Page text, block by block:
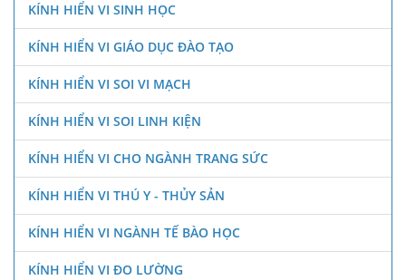
KÍNH HIỂN VI SINH HỌC
KÍNH HIỂN VI GIÁO DỤC ĐÀO TẠO
KÍNH HIỂN VI SOI VI MẠCH
KÍNH HIỂN VI SOI LINH KIỆN
KÍNH HIỂN VI CHO NGÀNH TRANG SỨC
KÍNH HIỂN VI THÚ Y - THỦY SẢN
KÍNH HIỂN VI NGÀNH TẾ BÀO HỌC
KÍNH HIỂN VI ĐO LƯỜNG